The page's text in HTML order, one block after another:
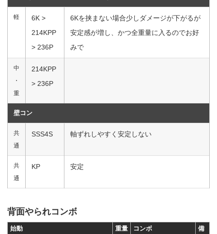
軽
6K >
214KPP
> 236P
6Kを挟まない場合少しダメージが下がるが
安定感が増し、かつ全重量に入るのでお好
みで
中
・
重
214KPP
> 236P
壁コン
共
通
SSS4S 軸ずれしやすく安定しない
共
通
KP 安定
背面やられコンボ
始動 重量 コンボ
備